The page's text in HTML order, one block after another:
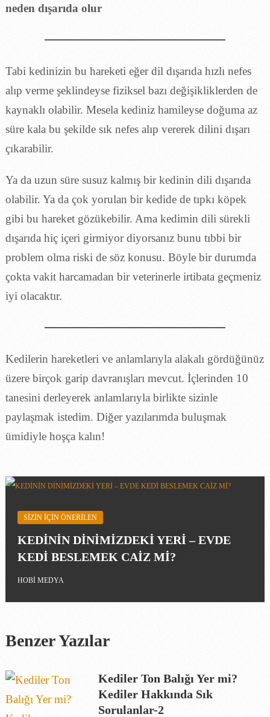
neden dışarıda olur
Tabi kedinizin bu hareketi eğer dil dışarıda hızlı nefes
alıp verme şeklindeyse fiziksel bazı değişikliklerden de
kaynaklı olabilir. Mesela kediniz hamileyse doğuma az
süre kala bu şekilde sık nefes alıp vererek dilini dışarı
çıkarabilir.
Ya da uzun süre susuz kalmış bir kedinin dili dışarıda
olabilir. Ya da çok yorulan bir kedide de tıpkı köpek
gibi bu hareket gözükebilir. Ama kedimin dili sürekli
dışarıda hiç içeri girmiyor diyorsanız bunu tıbbi bir
problem olma riski de söz konusu. Böyle bir durumda
çokta vakit harcamadan bir veterinerle irtibata geçmeniz
iyi olacaktır.
Kedilerin hareketleri ve anlamlarıyla alakalı gördüğünüz
üzere birçok garip davranışları mevcut. İçlerinden 10
tanesini derleyerek anlamlarıyla birlikte sizinle
paylaşmak istedim. Diğer yazılarımda buluşmak
ümidiyle hoşça kalın!
SIZIN IÇIN ÖNERILEN
KEDİNİN DİNİMİZDEKİ YERİ – EVDE
KEDİ BESLEMEK CAİZ Mİ?
HOBI MEDYA
Benzer Yazılar
Kediler Ton Balığı Yer mi?
Kediler Hakkında Sık
Sorulanlar-2